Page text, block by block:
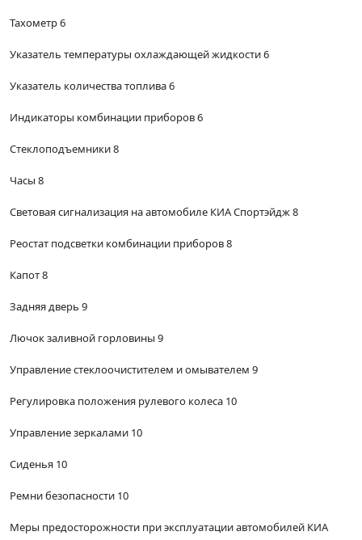
Тахометр 6
Указатель температуры охлаждающей жидкости 6
Указатель количества топлива 6
Индикаторы комбинации приборов 6
Стеклоподъемники 8
Часы 8
Световая сигнализация на автомобиле КИА Спортэйдж 8
Реостат подсветки комбинации приборов 8
Капот 8
Задняя дверь 9
Лючок заливной горловины 9
Управление стеклоочистителем и омывателем 9
Регулировка положения рулевого колеса 10
Управление зеркалами 10
Сиденья 10
Ремни безопасности 10
Меры предосторожности при эксплуатации автомобилей КИА